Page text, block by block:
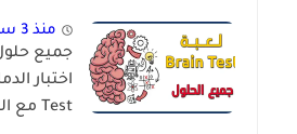
منذ 3 سنة
جميع
Test مع الشرح